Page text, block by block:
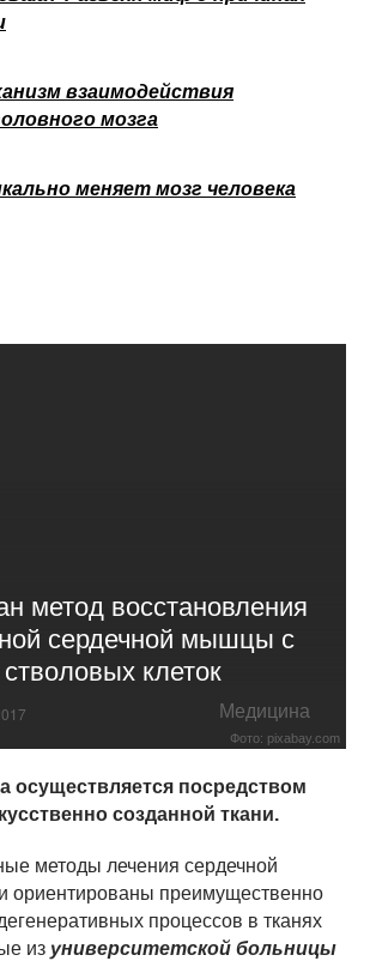
взаимодействия
мозга
меняет мозг человека
метод восстановления
сердечной мышцы с
клеток
Медицина
Фото: pixabay.com
осуществляется посредством
созданной ткани.
методы лечения сердечной
ориентированы преимущественно
процессов в тканях
из университетской больницы